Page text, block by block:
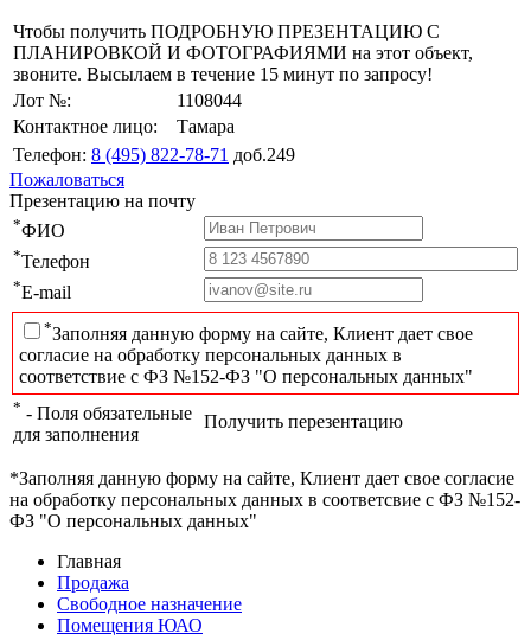
Чтобы получить ПОДРОБНУЮ ПРЕЗЕНТАЦИЮ С
ПЛАНИРОВКОЙ И ФОТОГРАФИЯМИ на этот объект,
звоните. Высылаем в течение 15 минут по запросу!
Лот №:
1108044
Контактное лицо:
Тамара
Телефон: 8 (495) 822-78-71 доб.249
Пожаловаться
Презентацию на почту
*ФИО
*Телефон
*E-mail
*Заполняя данную форму на сайте, Клиент дает свое
согласие на обработку персональных данных в
соответствие с ФЗ №152-ФЗ "О персональных данных"
* - Поля обязательные
для заполнения
Получить перезентацию
*Заполняя данную форму на сайте, Клиент дает свое согласие
на обработку персональных данных в соответсвие с ФЗ №152-
ФЗ "О персональных данных"
Главная
Продажа
Свободное назначение
Помещения ЮАО